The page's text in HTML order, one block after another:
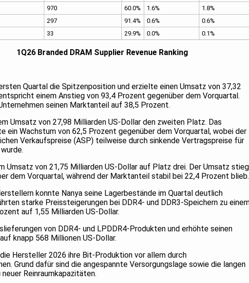
970 60.0% 1.6%
1.8%
297 91.4% 0.6%
0.6%
33 29.9% 0.0% 0.1%
Supplier Revenue Ranking
Quartal die Spitzenposition und erzielte einen Umsatz von 37,32
einem Anstieg von 93,4 Prozent gegenüber dem Vorquartal.
seinen Marktanteil auf 38,5 Prozent.
Umsatz von 27,98 Milliarden US-Dollar den zweiten Platz. Das
ein Wachstum von 62,5 Prozent gegenüber dem Vorquartal, wobei der
Verkaufspreise (ASP) teilweise durch sinkende Vertragspreise für
Umsatz von 21,75 Milliarden US-Dollar auf Platz drei. Der Umsatz stieg
dem Vorquartal, während der Marktanteil stabil bei 22,4 Prozent blieb.
konnte Nanya seine Lagerbestände im Quartal deutlich
starke Preissteigerungen bei DDR4- und DDR3-Speichern zu
auf 1,55 Milliarden US-Dollar.
von DDR4- und LPDDR4-Produkten und erhöhte seinen
knapp 568 Millionen US-Dollar.
Hersteller 2026 ihre Bit-Produktion vor allem durch
Grund dafür sind die angespannte Versorgungslage sowie die langen
Reinraumkapazitäten.